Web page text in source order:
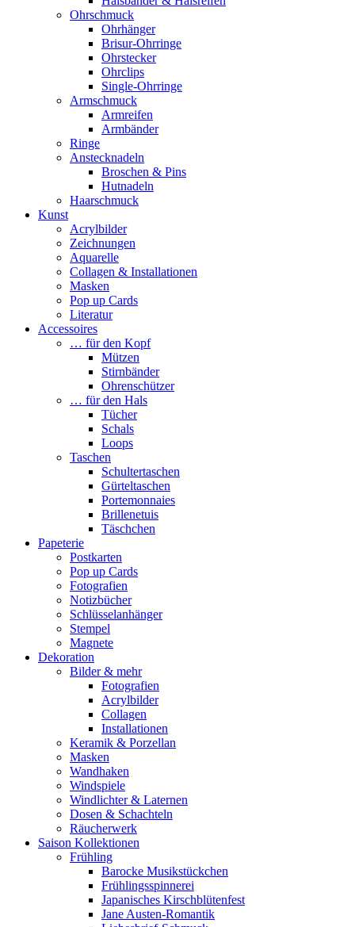
Ohrschmuck
Ohrhänger
Brisur-Ohrringe
Ohrstecker
Ohrclips
Single-Ohrringe
Armschmuck
Armreifen
Armbänder
Ringe
Anstecknadeln
Broschen & Pins
Hutnadeln
Haarschmuck
Kunst
Acrylbilder
Zeichnungen
Aquarelle
Collagen & Installationen
Masken
Pop up Cards
Literatur
Accessoires
… für den Kopf
Mützen
Stirnbänder
Ohrenschützer
… für den Hals
Tücher
Schals
Loops
Taschen
Schultertaschen
Gürteltaschen
Portemonnaies
Brillenetuis
Täschchen
Papeterie
Postkarten
Pop up Cards
Fotografien
Notizbücher
Schlüsselanhänger
Stempel
Magnete
Dekoration
Bilder & mehr
Fotografien
Acrylbilder
Collagen
Installationen
Keramik & Porzellan
Masken
Wandhaken
Windspiele
Windlichter & Laternen
Dosen & Schachteln
Räucherwerk
Saison Kollektionen
Frühling
Barocke Musikstückchen
Frühlingsspinnerei
Japanisches Kirschblütenfest
Jane Austen-Romantik